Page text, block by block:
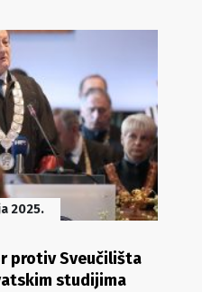
2025.
protiv Sveučilišta
studijima